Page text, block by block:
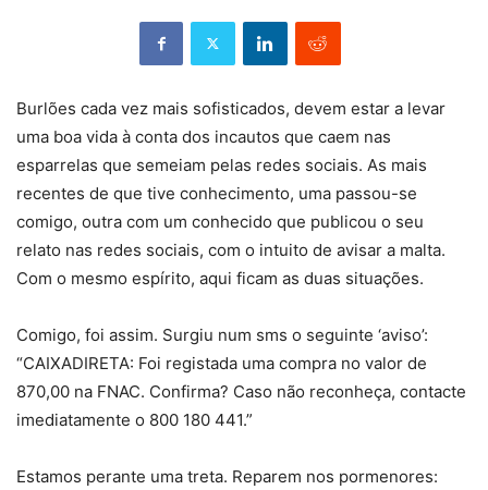
Burlões cada vez mais sofisticados, devem estar a levar
uma boa vida à conta dos incautos que caem nas
esparrelas que semeiam pelas redes sociais. As mais
recentes de que tive conhecimento, uma passou-se
comigo, outra com um conhecido que publicou o seu
relato nas redes sociais, com o intuito de avisar a malta.
Com o mesmo espírito, aqui ficam as duas situações.
Comigo, foi assim. Surgiu num sms o seguinte ‘aviso’:
“CAIXADIRETA: Foi registada uma compra no valor de
870,00 na FNAC. Confirma? Caso não reconheça, contacte
imediatamente o 800 180 441.”
Estamos perante uma treta. Reparem nos pormenores: